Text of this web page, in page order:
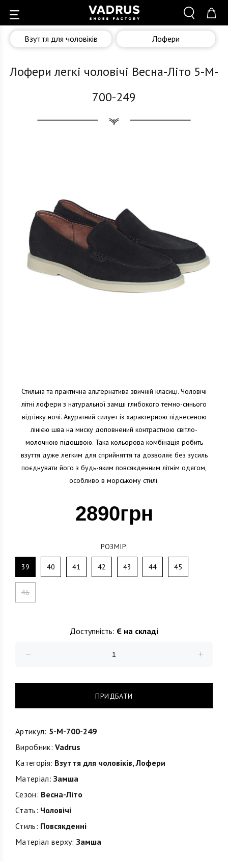
Взуття для чоловіків Лофери
Лофери легкі чоловічі Весна-Літо 5-M-
700-249
Стильна та практична альтернатива звичній класиці. Чоловічі
літні лофери з натуральної замші глибокого темно-синього
відтінку ночі. Акуратний силует із характерною піднесеною
лінією шва на миску доповнений контрастною світло-
молочною підошвою. Така кольорова комбінація робить
взуття дуже легким для сприйняття та дозволяє без зусиль
поєднувати його з будь-яким повсякденним літнім одягом,
особливо в морському стилі.
2890грн
РОЗМІР:
39 40 41 42 43 44 45
46
Доступність: Є на складі
ПРИДБАТИ
Артикул: 5-M-700-249
Виробник: Vadrus
Категорія: Взуття для чоловіків,Лофери
Матеріал: Замша
Сезон: Весна-Літо
Стать: Чоловічі
Стиль: Повсякденні
Матеріал верху: Замша